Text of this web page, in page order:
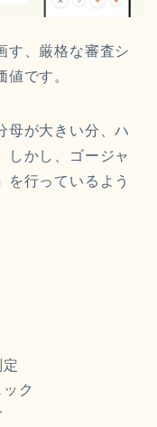
す、厳格な審査シ
値です。
母が大きい分、ハ
しかし、ゴージャ
を行っているよう
ク